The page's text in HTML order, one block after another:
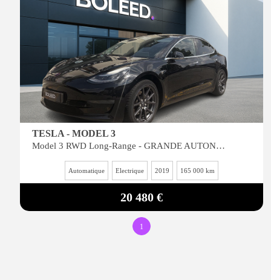
TESLA - MODEL 3
Model 3 RWD Long-Range - GRANDE AUTONOMIE
Automatique Electrique 2019 165 000 km
20 480 €
1